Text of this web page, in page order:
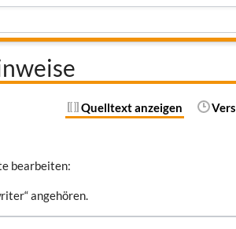
Quelltext anzeigen
bearbeiten:
angehören.